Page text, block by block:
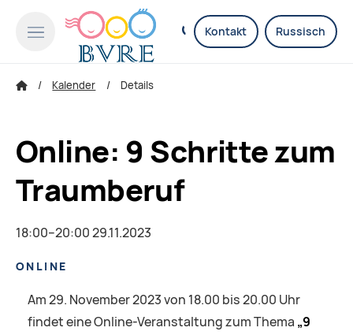
Kontakt Russisch
Kalender Details
Online: 9 Schritte zum
Traumberuf
18:00–20:00 29.11.2023
ONLINE
Am 29. November 2023 von 18.00 bis 20.00 Uhr
findet eine Online-Veranstaltung zum Thema „9